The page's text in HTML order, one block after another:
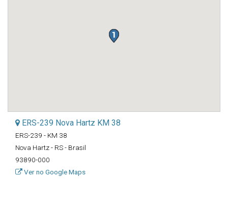
ERS-239 Nova Hartz KM 38
ERS-239 - KM 38
Nova Hartz - RS - Brasil
93890-000
Ver no Google Maps